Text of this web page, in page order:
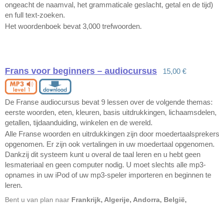
ongeacht de naamval, het grammaticale geslacht, getal en de tijd)
en full text-zoeken.
Het woordenboek bevat 3,000 trefwoorden.
Frans voor beginners – audiocursus 15,00 €
De Franse audiocursus bevat 9 lessen over de volgende themas:
eerste woorden, eten, kleuren, basis uitdrukkingen, lichaamsdelen,
getallen, tijdaanduiding, winkelen en de wereld.
Alle Franse woorden en uitrdukkingen zijn door moedertaalsprekers
opgenomen. Er zijn ook vertalingen in uw moedertaal opgenomen.
Dankzij dit systeem kunt u overal de taal leren en u hebt geen
lesmateriaal en geen computer nodig. U moet slechts alle mp3-
opnames in uw iPod of uw mp3-speler importeren en beginnen te
leren.
Bent u van plan naar Frankrijk, Algerije, Andorra, België,